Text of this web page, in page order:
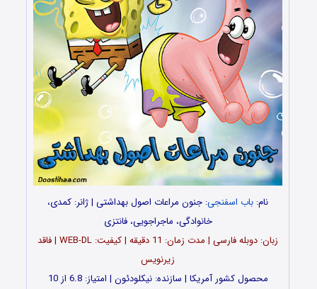
نام: باب اسفنجی: جنون مراعات اصول بهداشتی | ژانر: کمدی،
خانوادگی، ماجراجویی، فانتزی
زبان: دوبله فارسی | مدت زمان: 11 دقیقه | کیفیت: WEB-DL | فاقد
زیرنویس
محصول کشور آمریکا | سازنده: نیکلودئون | امتیاز: 6.8 از 10